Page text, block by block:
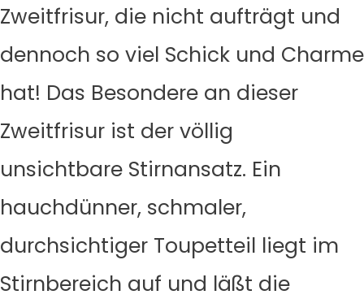
Zweitfrisur, die nicht aufträgt und
dennoch so viel Schick und Charme
hat! Das Besondere an dieser
Zweitfrisur ist der völlig
unsichtbare Stirnansatz. Ein
hauchdünner, schmaler,
durchsichtiger Toupetteil liegt im
Stirnbereich auf und läßt die